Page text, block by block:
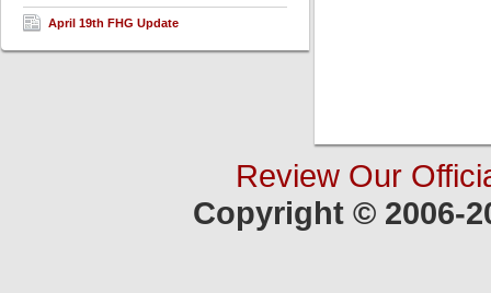
April 19th FHG Update
Review Our
Copyright © 2006-